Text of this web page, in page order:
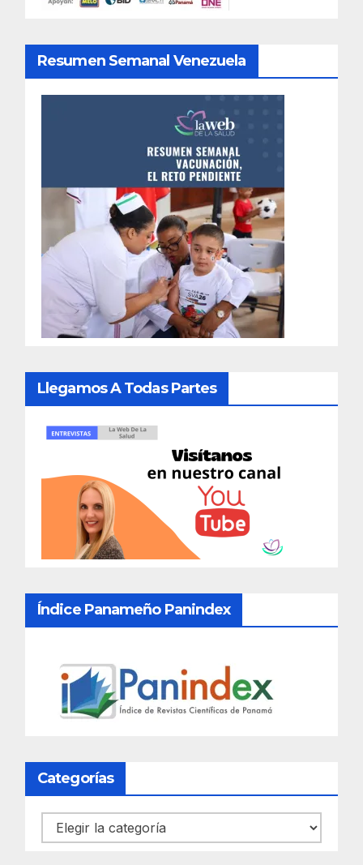
Resumen Semanal Venezuela
Llegamos A Todas Partes
Índice Panameño Panindex
Categorías
Categorías